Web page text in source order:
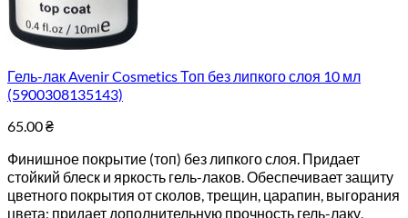
Гель-лак Avenir Cosmetics Топ без липкого слоя 10 мл
(5900308135143)
65.00₴
Финишное покрытие (топ) без липкого слоя. Придает
стойкий блеск и яркость гель-лаков. Обеспечивает защиту
цветного покрытия от сколов, трещин, царапин, выгорания
цвета; придает дополнительную прочность гель-лаку,